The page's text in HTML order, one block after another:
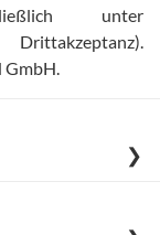
unter
GmbH
❯